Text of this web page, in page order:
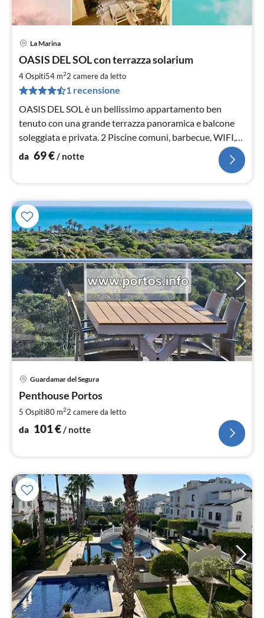
La Marina
OASIS DEL SOL con terrazza solarium
4 Ospiti54 m22 camere da letto
1 recensione
OASIS DEL SOL è un bellissimo appartamento ben
tenuto con una grande terrazza panoramica e balcone
soleggiata e privata. 2 Piscine comuni, barbecue, WIFI,
TV, 2 camere da letto, cucina completa
da 69€/ notte
Guardamar del Segura
Penthouse Portos
5 Ospiti80 m22 camere da letto
da 101€/ notte